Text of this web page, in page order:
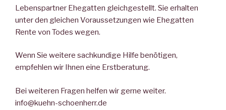
Lebenspartner Ehegatten gleichgestellt. Sie erhalten
unter den gleichen Voraussetzungen wie Ehegatten
Rente von Todes wegen.
Wenn Sie weitere sachkundige Hilfe benötigen,
empfehlen wir Ihnen eine Erstberatung.
Bei weiteren Fragen helfen wir gerne weiter.
info@kuehn-schoenherr.de